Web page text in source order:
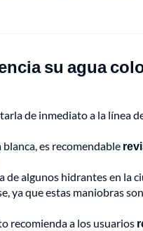
su agua
de inmediato a la línea
es recomendable
de algunos hidrantes en la
ya que estas maniobras
recomienda a los usuarios